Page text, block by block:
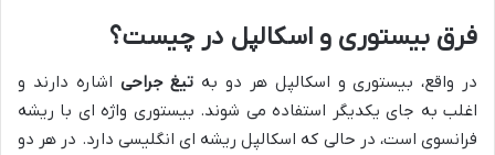
فرق بیستوری و اسکالپل در چیست؟
در واقع، بیستوری و اسکالپل هر دو به تیغ جراحی اشاره دارند و
اغلب به جای یکدیگر استفاده می شوند. بیستوری واژه ای با ریشه
فرانسوی است، در حالی که اسکالپل ریشه ای انگلیسی دارد. در هر دو